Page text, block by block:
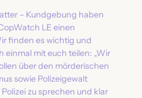
– Kundgebung haben
LE einen
finden es wichtig und
einmal mit euch teilen: „Wir
über den mörderischen
sowie Polizeigewalt
zu sprechen und klar